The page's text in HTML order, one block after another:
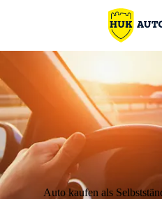
Auto kaufen als